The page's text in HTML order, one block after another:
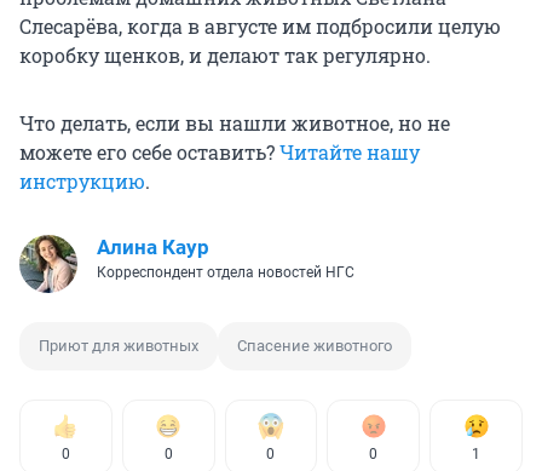
Слесарёва, когда в августе им подбросили целую
коробку щенков, и делают так регулярно.
Что делать, если вы нашли животное, но не
можете его себе оставить?Читайте нашу
инструкцию.
Алина Каур
Корреспондент отдела новостей НГС
Приют для животных Спасение животного
0 0 0 0 1